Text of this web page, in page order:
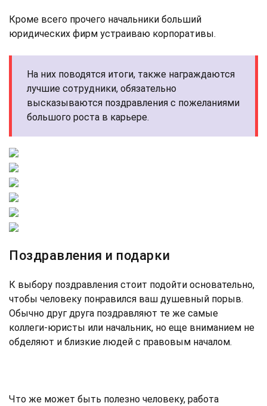
Кроме всего прочего начальники больший
юридических фирм устраиваю корпоративы.
На них поводятся итоги, также награждаются
лучшие сотрудники, обязательно
высказываются поздравления с пожеланиями
большого роста в карьере.
Поздравления и подарки
К выбору поздравления стоит подойти основательно,
чтобы человеку понравился ваш душевный порыв.
Обычно друг друга поздравляют те же самые
коллеги-юристы или начальник, но еще вниманием не
обделяют и близкие людей с правовым началом.
Что же может быть полезно человеку, работа